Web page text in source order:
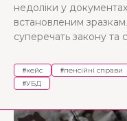
недоліки у
встановленим
суперечать закону та
#кейс #пенсійні справи
#УБД